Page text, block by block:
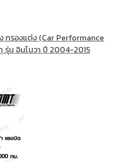
กรองแต่ง (Car Performance
รุ่น อินโนวา ปี 2004-2015